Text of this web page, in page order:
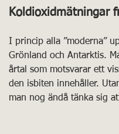
Koldioxidmätningar
I princip alla ”moderna”
Grönland och Antarktis.
årtal som motsvarar ett
den isbiten innehåller.
man nog ändå tänka sig